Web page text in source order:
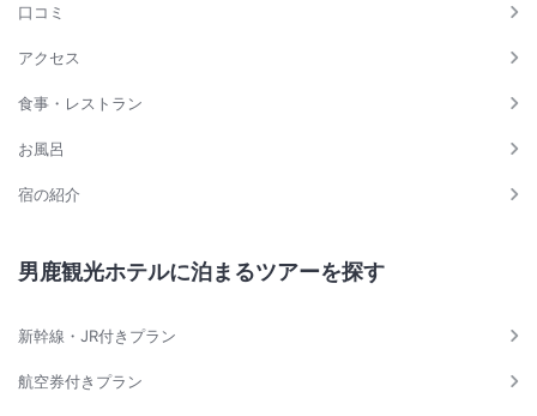
口コミ
アクセス
食事・レストラン
お風呂
宿の紹介
男鹿観光ホテルに泊まるツアーを探す
新幹線・JR付きプラン
航空券付きプラン